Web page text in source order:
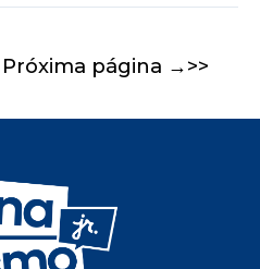
Próxima página →